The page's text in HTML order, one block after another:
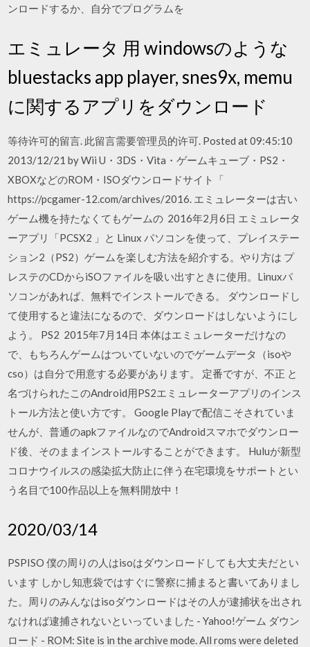
ンロードするか、自分でプログラムを
エミュレータ 用 windowsのような
bluestacks app player, snes9x, memu
に関するアプリをダウンロード
等待许可的留言. 此留言需要管理员的许可. Posted at 09:45:10
2013/12/21 by Wii U・3DS・Vita・ゲームキューブ・PS2・
XBOXなどのROM・ISOダウンロードサイト「
https://pcgamer-12.com/archives/2016. エミュレーターは古い
ゲーム機を持たなくてもゲームの 2016年2月6日 エミュレータ
ーアプリ「PCSX2 」と Linux パソコンを使って、プレイステー
ション2（PS2）ゲームを楽しむ方法を紹介する。やり方は プ
レステのCDからiSOファイルを吸い出すときに使用。Linuxパ
ソコンがあれば、無料でインストールできる。 ダウンロードし
て使用すると違法になるので、ダウンロードはしないようにし
よう。 PS2 2015年7月14日 本体はエミュレーターだけなの
で、もちろんゲームはついていないのでゲームデータ（isoや
cso）は自分で用意する必要があります。 定番ですが、不正 と
名づけられたこのAndroid用PS2エミュレーターアプリのインス
トール方法と使い方です。 Google Playで配信こそされていま
せんが、普通のapkファイルなのでAndroidスマホでダウンロー
ド後、そのままインストールすることができます。 Huluが新型
コロナウイルスの感染拡大防止に伴う在宅環境をサポートとい
う名目で100作品以上を無料開放中！
2020/03/14
PSPISO 僕の周りの人はisoはダウンロードしても大丈夫だとい
います しかし知恵袋ではすぐに警察に捕まると書いてありまし
た。周りのみんなはisoダウンロードはその人が逮捕状を出され
なければ逮捕されないといっていました - Yahoo!ゲーム ダウン
ロード - ROM: Site is in the archive mode. All roms were deleted